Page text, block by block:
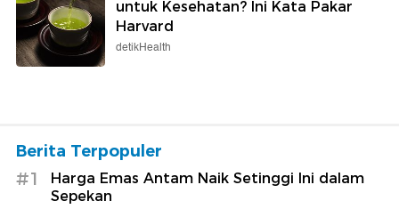
untuk Kesehatan? Ini Kata Pakar
Harvard
detikHealth
Berita Terpopuler
#1
Harga Emas Antam Naik Setinggi Ini dalam
Sepekan